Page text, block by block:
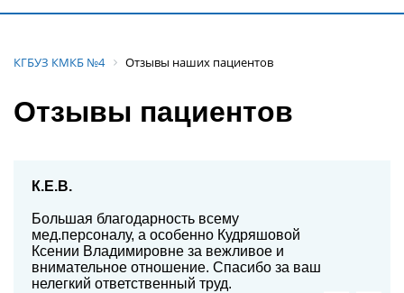
КГБУЗ КМКБ №4 Отзывы наших пациентов
Отзывы пациентов
К.Е.В.
Большая благодарность всему
мед.персоналу, а особенно Кудряшовой
Ксении Владимировне за вежливое и
внимательное отношение. Спасибо за ваш
нелегкий ответственный труд.